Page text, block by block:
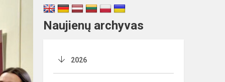
Naujienų archyvas
2026